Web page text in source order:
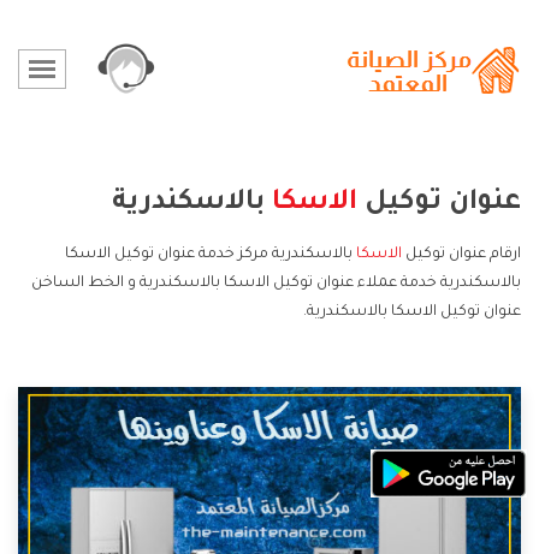
عنوان توكيل الاسكا بالاسكندرية
ارقام عنوان توكيل الاسكا بالاسكندرية مركز خدمة عنوان توكيل الاسكا
بالاسكندرية خدمة عملاء عنوان توكيل الاسكا بالاسكندرية و الخط الساخن
عنوان توكيل الاسكا بالاسكندرية.